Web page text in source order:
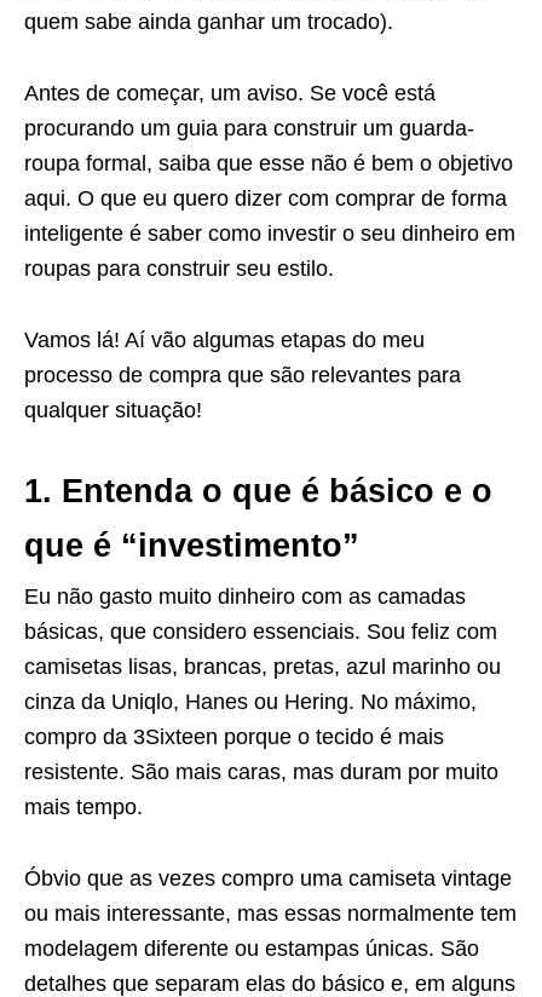
quem sabe ainda ganhar um trocado).
Antes de começar, um aviso. Se você está
procurando um guia para construir um guarda-
roupa formal, saiba que esse não é bem o objetivo
aqui. O que eu quero dizer com comprar de forma
inteligente é saber como investir o seu dinheiro em
roupas para construir seu estilo.
Vamos lá! Aí vão algumas etapas do meu
processo de compra que são relevantes para
qualquer situação!
1. Entenda o que é básico e o
que é “investimento”
Eu não gasto muito dinheiro com as camadas
básicas, que considero essenciais. Sou feliz com
camisetas lisas, brancas, pretas, azul marinho ou
cinza da Uniqlo, Hanes ou Hering. No máximo,
compro da 3Sixteen porque o tecido é mais
resistente. São mais caras, mas duram por muito
mais tempo.
Óbvio que as vezes compro uma camiseta vintage
ou mais interessante, mas essas normalmente tem
modelagem diferente ou estampas únicas. São
detalhes que separam elas do básico e, em alguns